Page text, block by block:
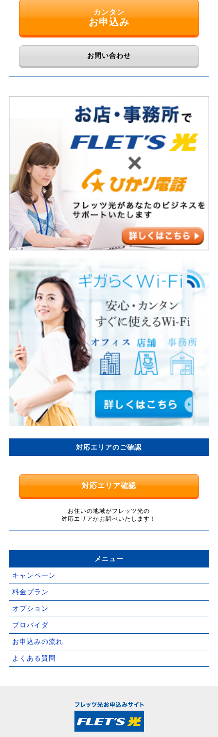
カンタン
お申込み
お問い合わせ
対応エリアのご確認
対応エリア確認
お住いの地域がフレッツ光の
対応エリアかお調べいたします！
メニュー
キャンペーン
料金プラン
オプション
プロバイダ
お申込みの流れ
よくある質問